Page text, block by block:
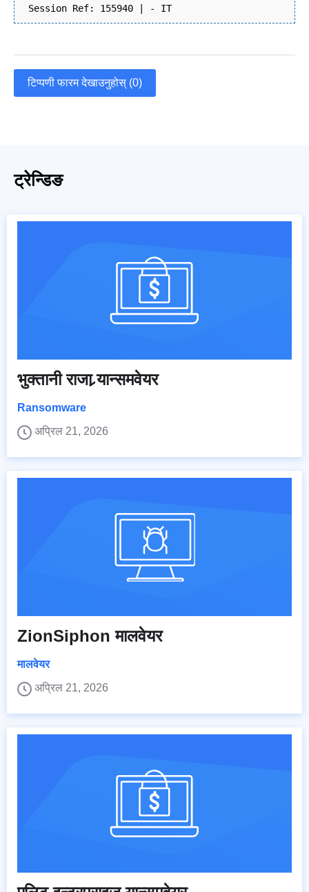
Session Ref: 155940 | - IT
टिप्पणी फारम देखाउनुहोस् (0)
ट्रेन्डिङ
भुक्तानी राजा र्‍यान्समवेयर
Ransomware
अप्रिल 21, 2026
ZionSiphon मालवेयर
मालवेयर
अप्रिल 21, 2026